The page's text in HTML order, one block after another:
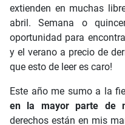
extienden en muchas
abril. Semana o
oportunidad para
y el verano a precio de
que esto de leer es caro!
Este año me sumo a la
en la mayor parte de
derechos están en mis